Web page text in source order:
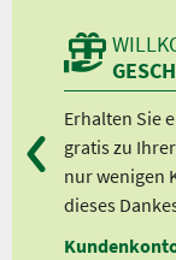
Erhalten Sie
gratis zu
nur wenigen
dieses